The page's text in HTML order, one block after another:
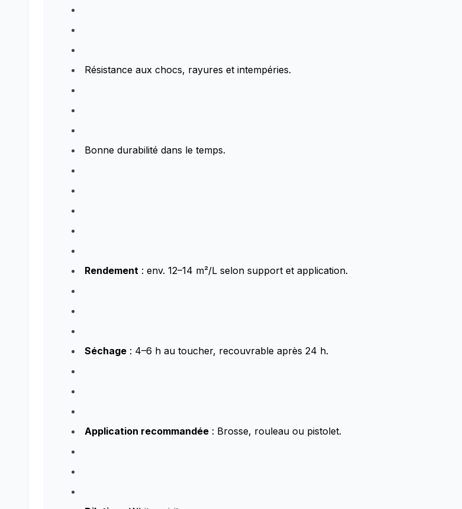
Résistance aux chocs, rayures et intempéries.
Bonne durabilité dans le temps.
Rendement : env. 12–14 m²/L selon support et application.
Séchage : 4–6 h au toucher, recouvrable après 24 h.
Application recommandée : Brosse, rouleau ou pistolet.